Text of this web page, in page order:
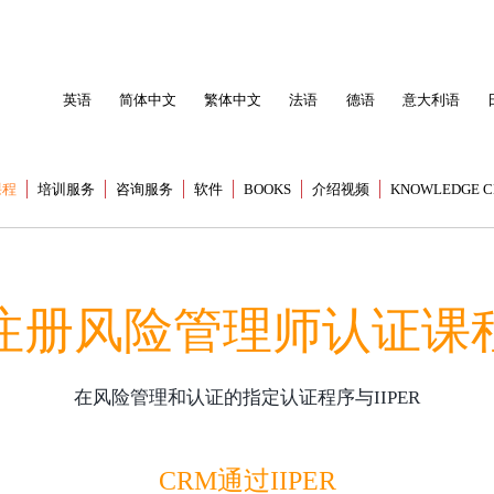
英语 简体中文 繁体中文 法语 德语 意大利语
培训服务 咨询服务 软件 BOOKS 介绍视频 KNOWLEDGE
册风险管理师认证课
在风险管理和认证的指定认证程序与IIPER
CRM通过IIPER